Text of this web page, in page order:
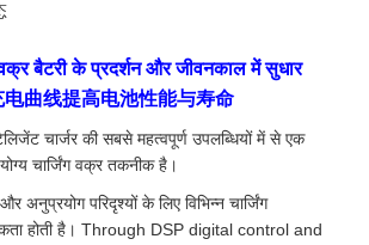
बैटरी के प्रदर्शन और जीवनकाल में सुधार
曲线提高电池性能与寿命
चार्जर की सबसे महत्वपूर्ण उपलब्धियों में से एक
चार्जिंग वक्र तकनीक है।
और अनुप्रयोग परिदृश्यों के लिए विभिन्न चार्जिंग
होती है। Through DSP digital control and